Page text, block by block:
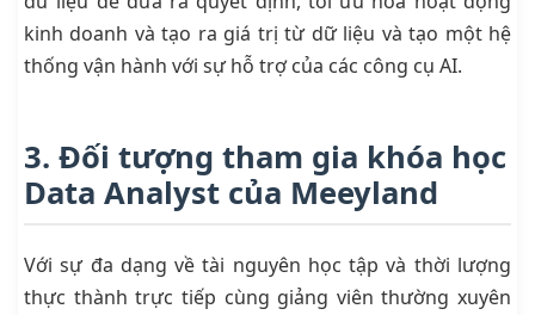
kinh doanh và tạo ra giá trị từ dữ liệu và tạo một hệ
thống vận hành với sự hỗ trợ của các công cụ AI.
3. Đối tượng tham gia khóa học
Data Analyst của Meeyland
Với sự đa dạng về tài nguyên học tập và thời lượng
thực thành trực tiếp cùng giảng viên thường xuyên